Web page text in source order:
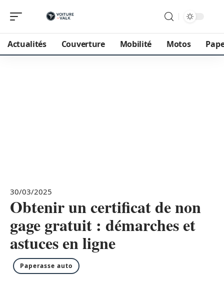
Actualités Couverture Mobilité Motos
30/03/2025
Obtenir un certificat de non
gage gratuit : démarches et
astuces en ligne
Paperasse auto